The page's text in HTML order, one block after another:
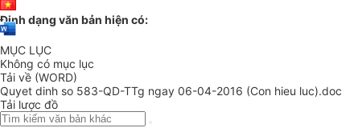
Định dạng văn bản hiện có:
MỤC LỤC
Không có mục lục
Tải về (WORD)
Quyet dinh so 583-QD-TTg ngay 06-04-2016 (Con hieu luc).doc
Tải lược đồ